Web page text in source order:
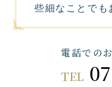
些細なことでも
電話での
TEL